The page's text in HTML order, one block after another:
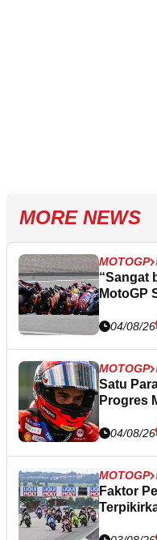
MORE NEWS
MOTOGP
“Sangat
MotoGP
04/08/26
MOTOGP
Satu
Progres
04/08/26
MOTOGP
Faktor